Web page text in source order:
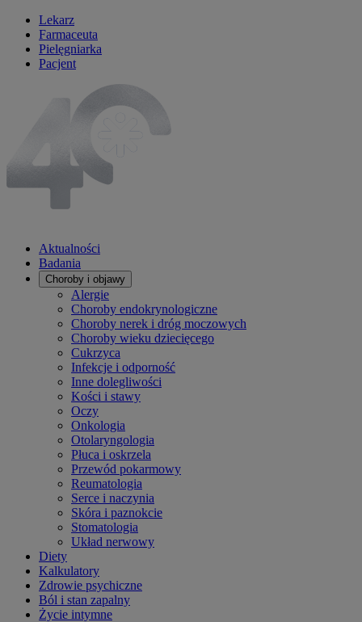
Lekarz
Farmaceuta
Pielęgniarka
Pacjent
Aktualności
Badania
Choroby i objawy
Alergie
Choroby endokrynologiczne
Choroby nerek i dróg moczowych
Choroby wieku dziecięcego
Cukrzyca
Infekcje i odporność
Inne dolegliwości
Kości i stawy
Oczy
Onkologia
Otolaryngologia
Płuca i oskrzela
Przewód pokarmowy
Reumatologia
Serce i naczynia
Skóra i paznokcie
Stomatologia
Układ nerwowy
Diety
Kalkulatory
Zdrowie psychiczne
Ból i stan zapalny
Życie intymne